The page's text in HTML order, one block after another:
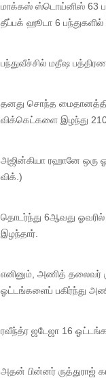
மாக்கஸ் ஸ்டொய்னிஸ் 63
தீப்பக் ஹூடா 6
பந்துவீச்சில் மதீஷ
தனது சொந்த
விக்கெட்களை இழந்து
அஜின்கியா ரஹானே
விக்.)
தொடர்ந்து 6ஆவது
இழந்தார்.
எனினும், அணித் தலைவர்
ஓட்டங்களைப் பகிர்ந்து
ரவீந்த்ர ஜடேஜா 16
அதன் பின்னர் ருத்துராஜ்